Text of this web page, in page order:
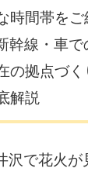
時間帯をご
線・車で
の拠点づく
解説
沢で花火